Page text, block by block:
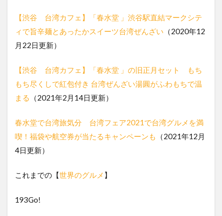
【渋谷 台湾カフェ】「春水堂 」渋谷駅直結マークシテ
ィで旨辛麺とあったかスイーツ台湾ぜんざい （2020年12
月22日更新）
【渋谷 台湾カフェ】「春水堂 」の旧正月セット もち
もち尽くしで紅包付き 台湾ぜんざい湯圓がふわもちで温
まる
（2021年2月14日更新）
春水堂で台湾旅気分 台湾フェア2021で台湾グルメを満
喫！福袋や航空券が当たるキャンペーンも
（2021年12月
4日更新）
これまでの【世界のグルメ 】
193Go!